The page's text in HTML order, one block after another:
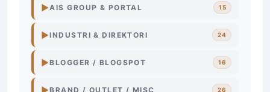
Steel Grating Galvanis
Surabaya
Timbal Proteksi Radiasi
▶AIS GROUP & PORTAL 15
Industri Surabaya
▶INDUSTRI & DIREKTORI 24
Industri Indonesia
▶BLOGGER / BLOGSPOT 16
Grating Galvanis Surabaya
▶BRAND / OUTLET / MISC 26